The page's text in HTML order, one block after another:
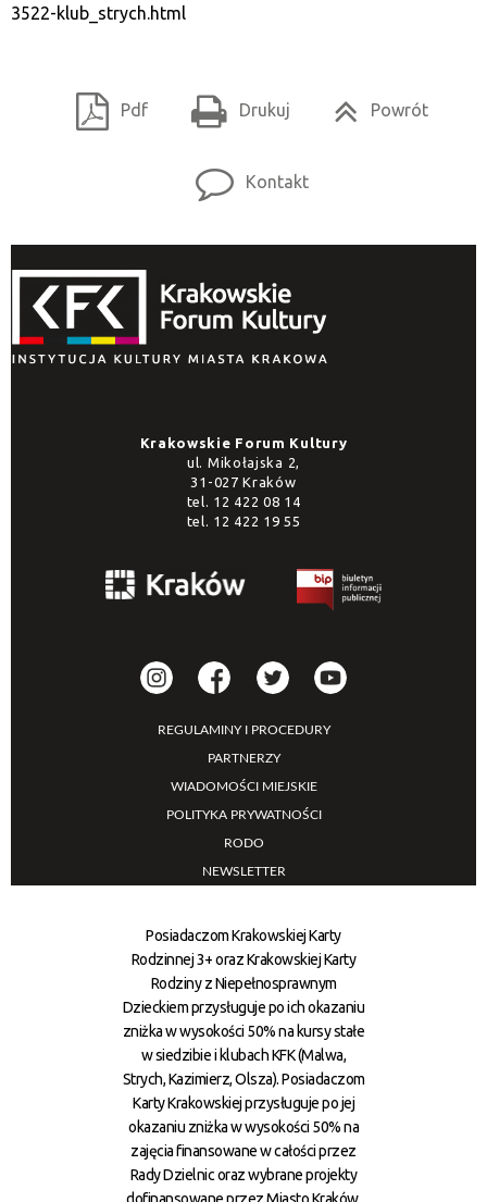
3522-klub_strych.html
Pdf Drukuj Powrót
Kontakt
Krakowskie Forum Kultury
ul. Mikołajska 2,
31-027 Kraków
tel. 12 422 08 14
tel. 12 422 19 55
REGULAMINY I PROCEDURY
PARTNERZY
WIADOMOŚCI MIEJSKIE
POLITYKA PRYWATNOŚCI
RODO
NEWSLETTER
Posiadaczom Krakowskiej Karty
Rodzinnej 3+ oraz Krakowskiej Karty
Rodziny z Niepełnosprawnym
Dzieckiem przysługuje po ich okazaniu
zniżka w wysokości 50% na kursy stałe
w siedzibie i klubach KFK (Malwa,
Strych, Kazimierz, Olsza). Posiadaczom
Karty Krakowskiej przysługuje po jej
okazaniu zniżka w wysokości 50% na
zajęcia finansowane w całości przez
Rady Dzielnic oraz wybrane projekty